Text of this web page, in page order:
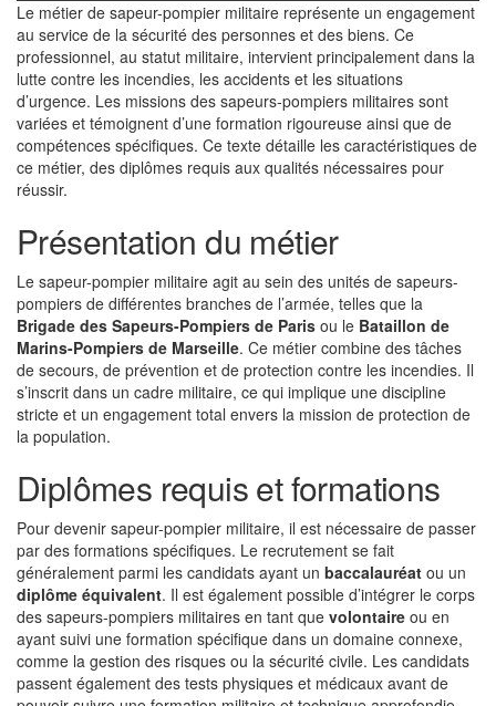
Le métier de sapeur-pompier militaire représente un engagement
au service de la sécurité des personnes et des biens. Ce
professionnel, au statut militaire, intervient principalement dans la
lutte contre les incendies, les accidents et les situations
d’urgence. Les missions des sapeurs-pompiers militaires sont
variées et témoignent d’une formation rigoureuse ainsi que de
compétences spécifiques. Ce texte détaille les caractéristiques de
ce métier, des diplômes requis aux qualités nécessaires pour
réussir.
Présentation du métier
Le sapeur-pompier militaire agit au sein des unités de sapeurs-
pompiers de différentes branches de l’armée, telles que la
Brigade des Sapeurs-Pompiers de Paris ou le Bataillon de
Marins-Pompiers de Marseille. Ce métier combine des tâches
de secours, de prévention et de protection contre les incendies. Il
s’inscrit dans un cadre militaire, ce qui implique une discipline
stricte et un engagement total envers la mission de protection de
la population.
Diplômes requis et formations
Pour devenir sapeur-pompier militaire, il est nécessaire de passer
par des formations spécifiques. Le recrutement se fait
généralement parmi les candidats ayant un baccalauréat ou un
diplôme équivalent. Il est également possible d’intégrer le corps
des sapeurs-pompiers militaires en tant que volontaire ou en
ayant suivi une formation spécifique dans un domaine connexe,
comme la gestion des risques ou la sécurité civile. Les candidats
passent également des tests physiques et médicaux avant de